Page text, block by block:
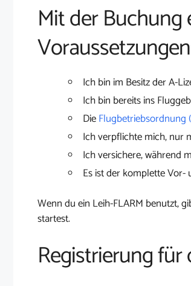
Mit der
Ich bin im Besitz der A-
Ich bin bereits ins
DieFlugbetriebsordnung
Ich verpflichte mich, nur
Ich versichere, während
Es ist der komplette Vor-
Wenn du ein Leih-FLARM benutzt,
startest.
Registrierung für